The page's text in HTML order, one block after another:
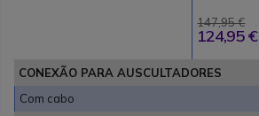
147,95 €
124,95 €
CONEXÃO PARA AUSCULTADORES
Com cabo